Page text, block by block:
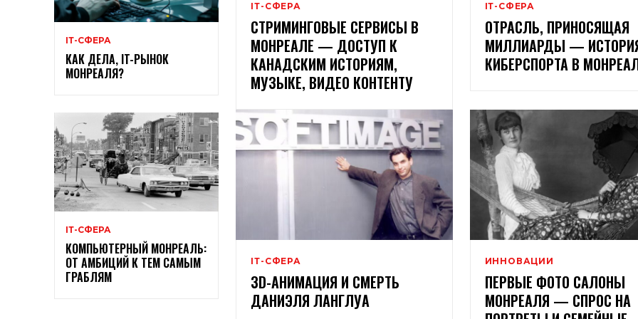
ІТ-СФЕРА
КАК ДЕЛА, IT-РЫНОК
МОНРЕАЛЯ?
ІТ-СФЕРА
КОМПЬЮТЕРНЫЙ МОНРЕАЛЬ:
ОТ АМБИЦИЙ К ТЕМ САМЫМ
ГРАБЛЯМ
ІТ-СФЕРА
СТРИМИНГОВЫЕ СЕРВИСЫ В
МОНРЕАЛЕ — ДОСТУП К
КАНАДСКИМ ИСТОРИЯМ,
МУЗЫКЕ, ВИДЕО КОНТЕНТУ
ІТ-СФЕРА
ОТРАСЛЬ, ПРИНОСЯЩАЯ
МИЛЛИАРДЫ —
КИБЕРСПОРТА В
ІТ-СФЕРА
3D-АНИМАЦИЯ И СМЕРТЬ
ДАНИЭЛЯ ЛАНГЛУА
ИННОВАЦИИ
ПЕРВЫЕ ФОТО САЛОНЫ
МОНРЕАЛЯ — СПРОС НА